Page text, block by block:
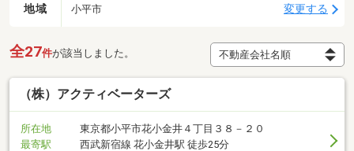
地域 小平市 変更する
全27件が該当しました。
（株）アクティベーターズ
所在地
東京都小平市花小金井４丁目３８－２０
最寄駅
西武新宿線 花小金井駅 徒歩25分